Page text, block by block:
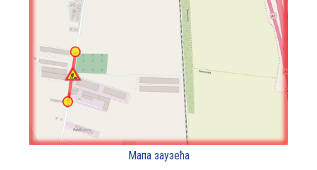
Мапа заузећа